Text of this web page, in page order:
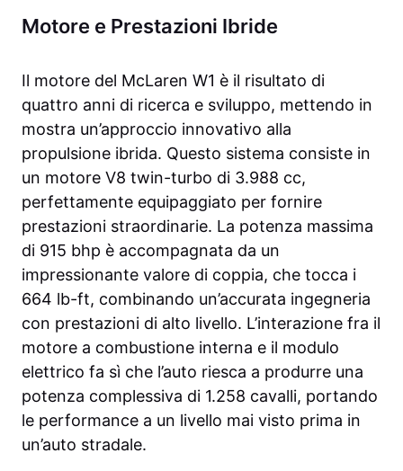
Motore e Prestazioni Ibride
Il motore del McLaren W1 è il risultato di
quattro anni di ricerca e sviluppo, mettendo in
mostra un’approccio innovativo alla
propulsione ibrida. Questo sistema consiste in
un motore V8 twin-turbo di 3.988 cc,
perfettamente equipaggiato per fornire
prestazioni straordinarie. La potenza massima
di 915 bhp è accompagnata da un
impressionante valore di coppia, che tocca i
664 lb-ft, combinando un’accurata ingegneria
con prestazioni di alto livello. L’interazione fra il
motore a combustione interna e il modulo
elettrico fa sì che l’auto riesca a produrre una
potenza complessiva di 1.258 cavalli, portando
le performance a un livello mai visto prima in
un’auto stradale.